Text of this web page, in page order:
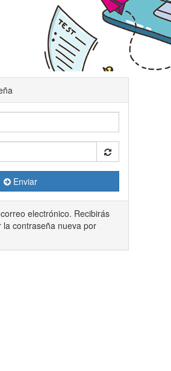
Enviar
electrónico. Recibirás
contraseña nueva por